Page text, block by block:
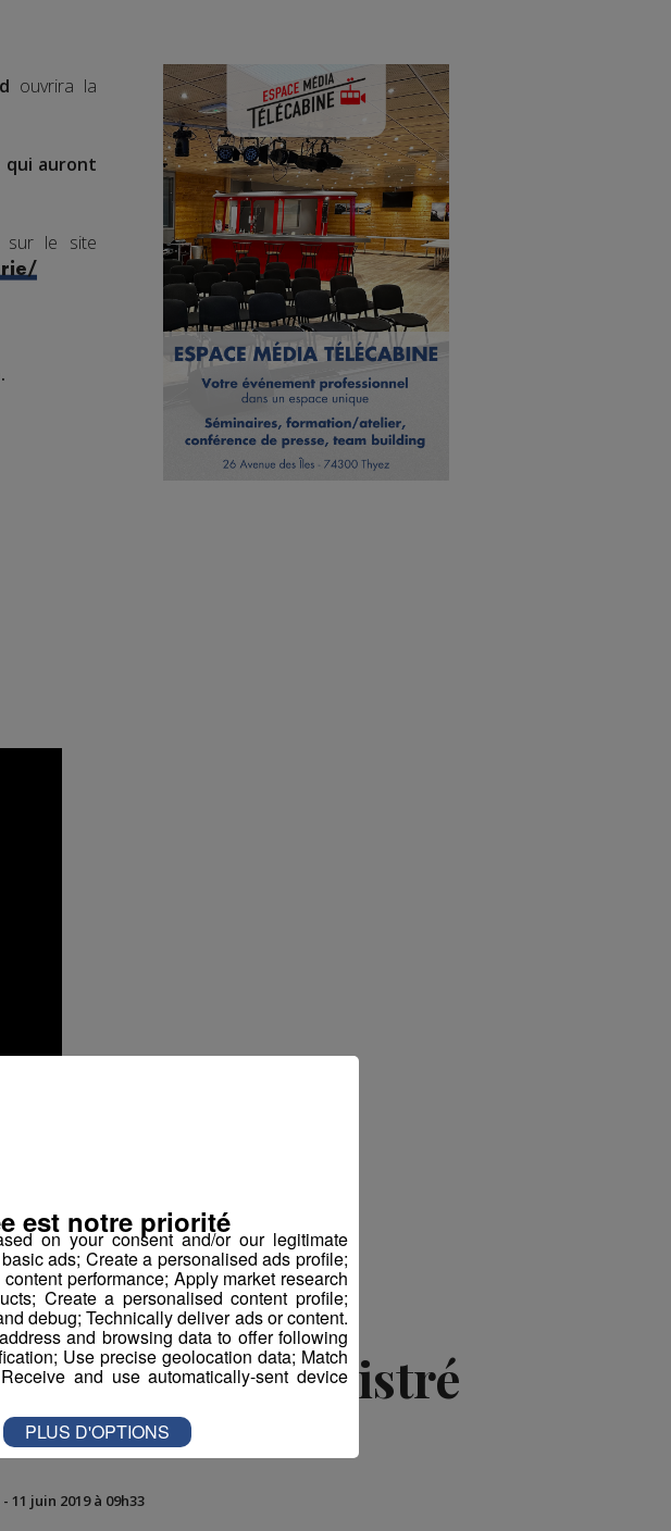
ouvrira la
qui auront
sur le site
2 enregistré
- 11 juin 2019 à 09h33
on your consent and/or our legitimate
ads; Create a personalised ads profile;
performance; Apply market research
Create a personalised content profile;
debug; Technically deliver ads or content.
and browsing data to offer following
Use precise geolocation data; Match
and use automatically-sent device
est notre priorité
PLUS D'OPTIONS